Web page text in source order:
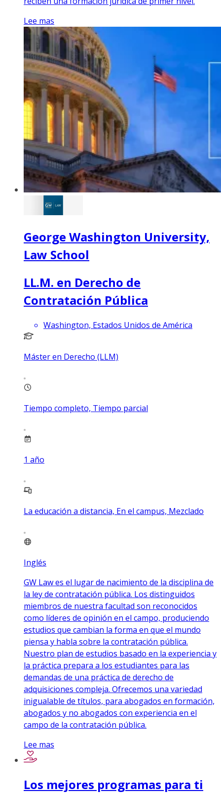
Lee mas
George Washington University,
Law School
LL.M. en Derecho de
Contratación Pública
Washington, Estados Unidos de América
Máster en Derecho (LLM)
Tiempo completo, Tiempo parcial
1 año
La educación a distancia, En el campus, Mezclado
Inglés
GW Law es el lugar de nacimiento de la disciplina de
la ley de contratación pública. Los distinguidos
miembros de nuestra facultad son reconocidos
como líderes de opinión en el campo, produciendo
estudios que cambian la forma en que el mundo
piensa y habla sobre la contratación pública.
Nuestro plan de estudios basado en la experiencia y
la práctica prepara a los estudiantes para las
demandas de una práctica de derecho de
adquisiciones compleja. Ofrecemos una variedad
inigualable de títulos, para abogados en formación,
abogados y no abogados con experiencia en el
campo de la contratación pública.
Lee mas
Los mejores programas para ti